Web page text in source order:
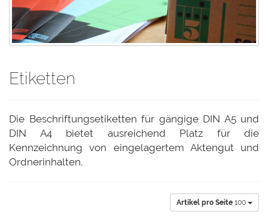
Etiketten
Die Beschriftungsetiketten für gängige DIN A5 und
DIN A4 bietet ausreichend Platz für die
Kennzeichnung von eingelagertem Aktengut und
Ordnerinhalten.
Artikel pro Seite 100